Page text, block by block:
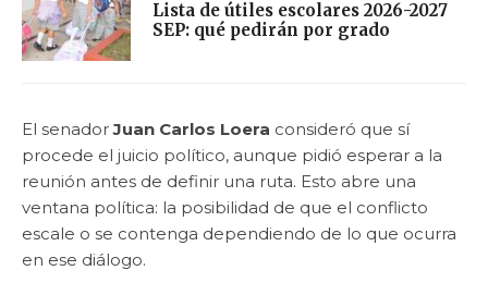
Lista de útiles escolares 2026-2027
SEP: qué pedirán por grado
El senadorJuan Carlos Loera consideró que sí
procede el juicio político, aunque pidió esperar a la
reunión antes de definir una ruta. Esto abre una
ventana política: la posibilidad de que el conflicto
escale o se contenga dependiendo de lo que ocurra
en ese diálogo.